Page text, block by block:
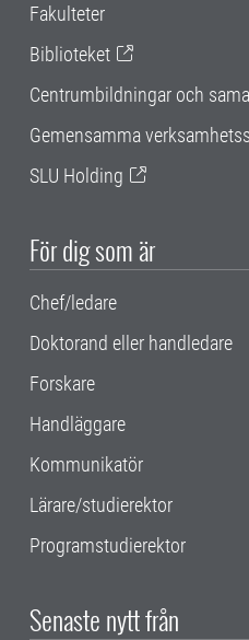
Fakulteter
Biblioteket
Centrumbildningar och
Gemensamma
SLU Holding
För dig som är
Chef/ledare
Doktorand eller handledare
Forskare
Handläggare
Kommunikatör
Lärare/studierektor
Programstudierektor
Senaste nytt från